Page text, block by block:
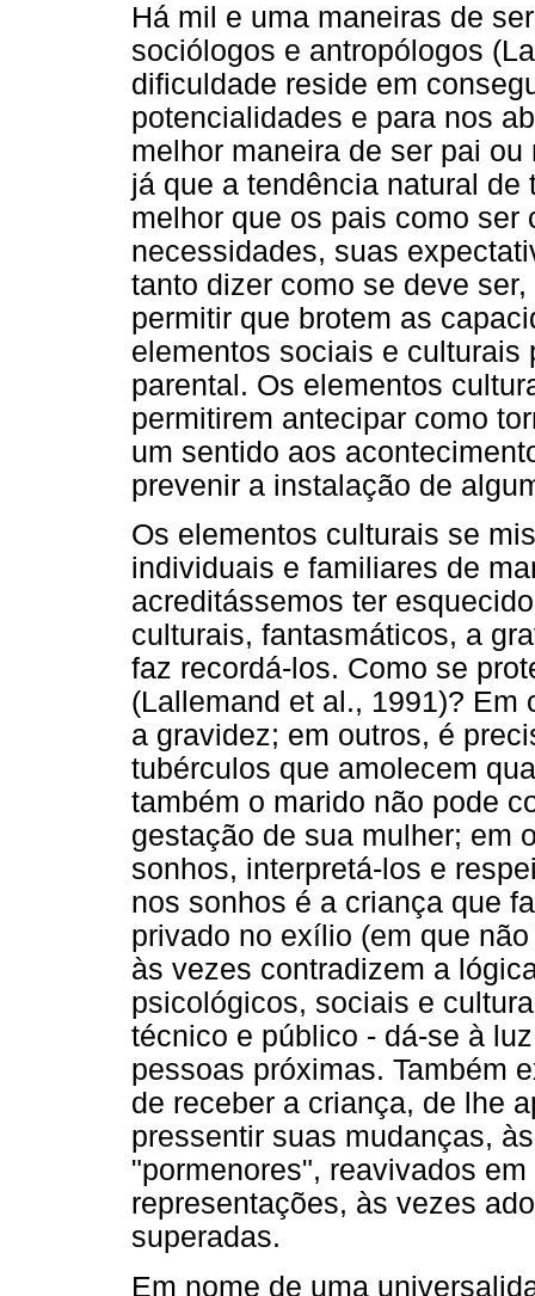
Há mil e uma maneiras de
sociólogos e antropólogos
dificuldade reside em
potencialidades e para nos
melhor maneira de ser pai
já que a tendência natural
melhor que os pais como
necessidades, suas
tanto dizer como se deve
permitir que brotem as
elementos sociais e culturais
parental. Os elementos
permitirem antecipar como
um sentido aos
prevenir a instalação de
Os elementos culturais se
individuais e familiares de
acreditássemos ter
culturais, fantasmáticos, a
faz recordá-los. Como se
(Lallemand et al., 1991)? Em
a gravidez; em outros, é
tubérculos que amolecem
também o marido não pode
gestação de sua mulher; em
sonhos, interpretá-los e
nos sonhos é a criança que
privado no exílio (em que
às vezes contradizem a
psicológicos, sociais e
técnico e público - dá-se à
pessoas próximas. Também
de receber a criança, de lhe
pressentir suas mudanças,
"pormenores", reavivados
representações, às vezes
superadas.
Em nome de uma